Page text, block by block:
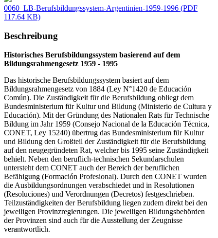
0060_LB-Berufsbildungssystem-Argentinien-1959-1996 (PDF
117.64 KB)
Beschreibung
Historisches Berufsbildungssystem basierend auf dem
Bildungsrahmengesetz 1959 - 1995 ​
Das historische Berufsbildungssystem basiert auf dem
Bildungsrahmengesetz von 1884 (Ley N°1420 de Educación
Común). Die Zuständigkeit für die Berufsbildung obliegt dem
Bundesministerium für Kultur und Bildung (Ministerio de Cultura y
Educación). Mit der Gründung des Nationalen Rats für Technische
Bildung im Jahr 1959 (Consejo Nacional de la Educación Técnica,
CONET, Ley 15240) übertrug das Bundesministerium für Kultur
und Bildung den Großteil der Zuständigkeit für die Berufsbildung
auf den neugegründeten Rat, welcher bis 1995 seine Zuständigkeit
behielt. Neben den beruflich-technischen Sekundarschulen
untersteht dem CONET auch der Bereich der beruflichen
Befähigung (Formación Profesional). Durch den CONET wurden
die Ausbildungsordnungen verabschiedet und in Resolutionen
(Resoluciones) und Verordnungen (Decretos) festgeschrieben.
Teilzuständigkeiten der Berufsbildung liegen zudem direkt bei den
jeweiligen Provinzregierungen. Die jeweiligen Bildungsbehörden
der Provinzen sind auch für die Ausstellung der Zeugnisse
verantwortlich.